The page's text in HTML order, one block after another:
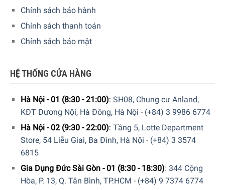
FAB28LPG3 vừa có thiết kế độc đáo, vừa nhấn mạnh sự thân
thiện với môi trường
Với nhãn năng lượng A +++, tủ lạnh tiết kiệm năng
Có một ngăn đá nhỏ 26 lít để bảo quản pizza và kem
que đông lạnh.
Nhờ Low Frost, bạn chỉ cần xả đá ngăn đá một hoặc hai
lần một năm.
Không gian lưu trữ ở nhiệt độ từ -2 ° C +3 ° C, lý tưởng
để lưu trữ các loại thực phẩm dễ hỏng như thịt cá.
Chính sách bảo hành
Chính sách thanh toán
Chính sách bảo mật
HỆ THỐNG CỬA HÀNG
Hà Nội - 01 (8:30 - 21:00): SH08, Chung cư Anland,
KĐT Dương Nội, Hà Đông, Hà Nội - (+84) 3 9986 6774
Hà Nội - 02 (9:30 - 22:00): Tầng 5, Lotte Department
Store, 54 Liễu Giai, Ba Đình, Hà Nội - (+84) 3 3574
6815
Gia Dụng Đức Sài Gòn - 01 (8:30 - 18:30): 344 Cộng
Hòa, P. 13, Q. Tân Bình, TP.HCM - (+84) 9 7374 6774